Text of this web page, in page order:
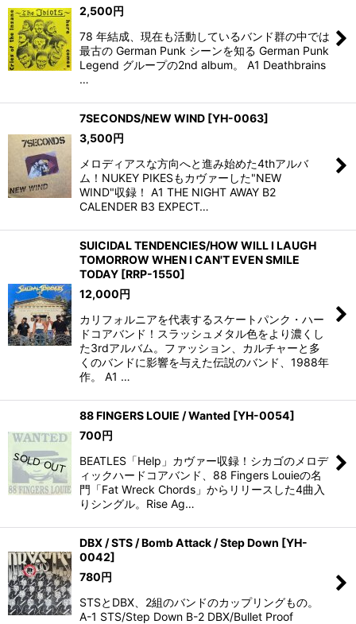
2,500円
78 年結成、現在も活動しているバンド群の中では
最古の German Punk シーンを知る German Punk
Legend グループの2nd album。 A1 Deathbrains
…
7SECONDS/NEW WIND [YH-0063]
3,500円
メロディアスな方向へと進み始めた4thアルバ
ム！NUKEY PIKESもカヴァーした"NEW
WIND"収録！ A1 THE NIGHT AWAY B2
CALENDER B3 EXPECT…
SUICIDAL TENDENCIES/HOW WILL I LAUGH
TOMORROW WHEN I CAN'T EVEN SMILE
TODAY [RRP-1550]
12,000円
カリフォルニアを代表するスケートパンク・ハー
ドコアバンド！スラッシュメタル色をより濃くし
た3rdアルバム。ファッション、カルチャーと多
くのバンドに影響を与えた伝説のバンド、1988年
作。 A1 …
88 FINGERS LOUIE / Wanted [YH-0054]
700円
BEATLES「Help」カヴァー収録！シカゴのメロデ
ィックハードコアバンド、88 Fingers Louieの名
門「Fat Wreck Chords」からリリースした4曲入
りシングル。Rise Ag…
DBX / STS / Bomb Attack / Step Down [YH-
0042]
780円
STSとDBX、2組のバンドのカップリングもの。
A-1 STS/Step Down B-2 DBX/Bullet Proof